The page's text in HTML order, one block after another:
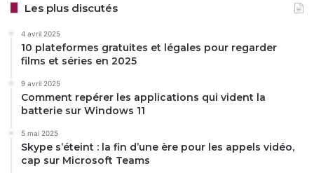
Les plus discutés
4 avril 2025
10 plateformes gratuites et légales pour regarder
films et séries en 2025
9 avril 2025
Comment repérer les applications qui vident la
batterie sur Windows 11
5 mai 2025
Skype s’éteint : la fin d’une ère pour les appels vidéo,
cap sur Microsoft Teams